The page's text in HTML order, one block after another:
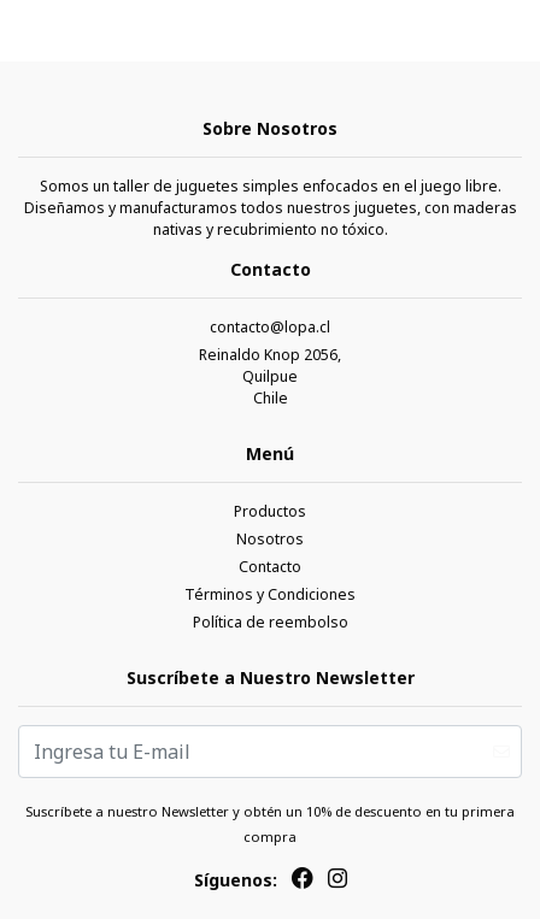
Sobre Nosotros
Somos un taller de juguetes simples enfocados en el juego libre.
Diseñamos y manufacturamos todos nuestros juguetes, con maderas
nativas y recubrimiento no tóxico.
Contacto
contacto@lopa.cl
Reinaldo Knop 2056,
Quilpue
Chile
Menú
Productos
Nosotros
Contacto
Términos y Condiciones
Política de reembolso
Suscríbete a Nuestro Newsletter
Suscríbete a nuestro Newsletter y obtén un 10% de descuento en tu primera
compra
Síguenos: